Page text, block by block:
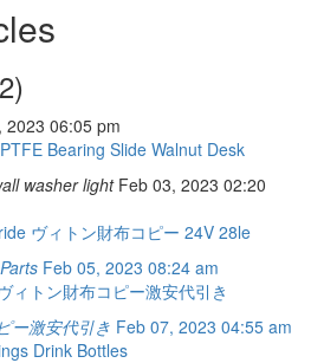
2023 06:05 pm
PTFE Bearing Slide Walnut Desk
washer light Feb 03, 2023 02:20
ヴィトン財布コピー 24V 28le
Feb 05, 2023 08:24 am
ィトン財布コピー激安代引き
ー激安代引き Feb 07, 2023 04:55 am
Drink Bottles